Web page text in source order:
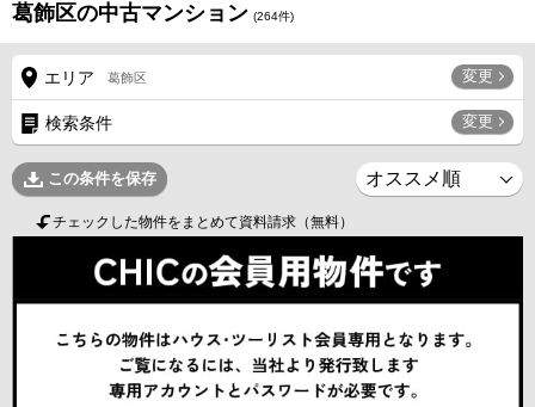
葛飾区の中古マンション (264件)
エリア 葛飾区 変更
検索条件 変更
この条件を保存
チェックした物件をまとめて資料請求（無料）